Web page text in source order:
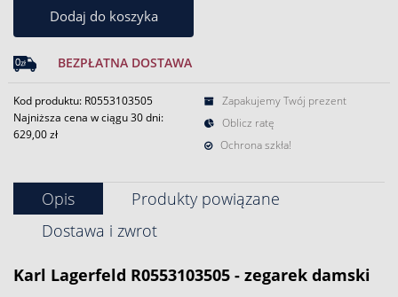
Dodaj do koszyka
BEZPŁATNA DOSTAWA
Kod produktu: R0553103505
Najniższa cena w ciągu 30 dni:
629,00 zł
Zapakujemy Twój prezent
Oblicz ratę
Ochrona szkła!
Opis
Produkty powiązane
Dostawa i zwrot
Karl Lagerfeld R0553103505 - zegarek damski